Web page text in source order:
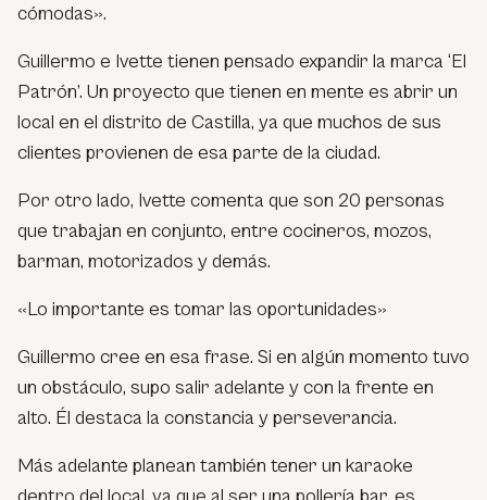
cómodas».
Guillermo e Ivette tienen pensado expandir la marca ‘El
Patrón’. Un proyecto que tienen en mente es abrir un
local en el distrito de Castilla, ya que muchos de sus
clientes provienen de esa parte de la ciudad.
Por otro lado, Ivette comenta que son 20 personas
que trabajan en conjunto, entre cocineros, mozos,
barman, motorizados y demás.
«Lo importante es tomar las oportunidades»
Guillermo cree en esa frase. Si en algún momento tuvo
un obstáculo, supo salir adelante y con la frente en
alto. Él destaca la constancia y perseverancia.
Más adelante planean también tener un karaoke